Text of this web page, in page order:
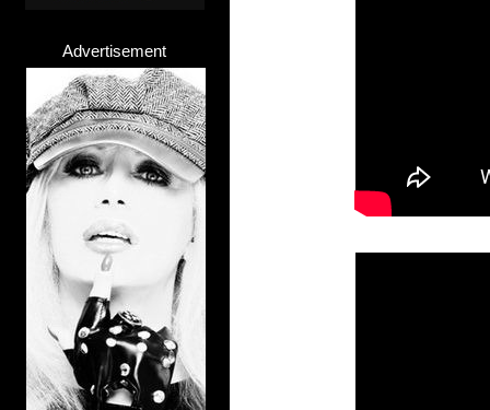
Advertisement